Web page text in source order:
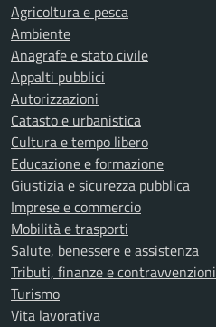
Agricoltura e pesca
Ambiente
Anagrafe e stato civile
Appalti pubblici
Autorizzazioni
Catasto e urbanistica
Cultura e tempo libero
Educazione e formazione
Giustizia e sicurezza pubblica
Imprese e commercio
Mobilità e trasporti
Salute, benessere e assistenza
Tributi, finanze e contravvenzioni
Turismo
Vita lavorativa